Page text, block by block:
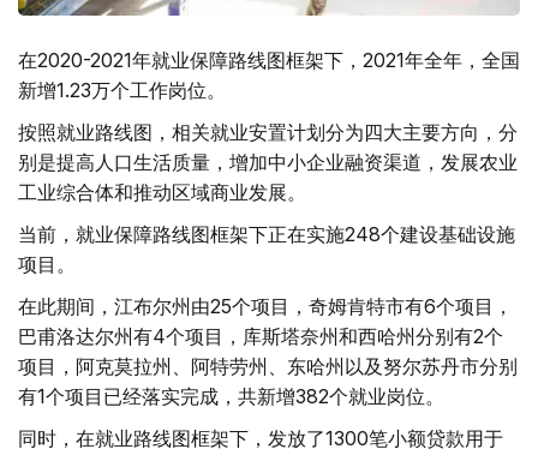
在2020-2021年就业保障路线图框架下，2021年全年，全国
新增1.23万个工作岗位。
按照就业路线图，相关就业安置计划分为四大主要方向，分
别是提高人口生活质量，增加中小企业融资渠道，发展农业
工业综合体和推动区域商业发展。
当前，就业保障路线图框架下正在实施248个建设基础设施
项目。
在此期间，江布尔州由25个项目，奇姆肯特市有6个项目，
巴甫洛达尔州有4个项目，库斯塔奈州和西哈州分别有2个
项目，阿克莫拉州、阿特劳州、东哈州以及努尔苏丹市分别
有1个项目已经落实完成，共新增382个就业岗位。
同时，在就业路线图框架下，发放了1300笔小额贷款用于